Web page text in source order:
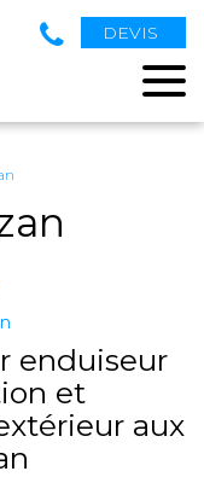
DEVIS
enduiseur
et
aux